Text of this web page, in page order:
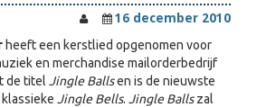
16 december 2010
heeft een kerstlied opgenomen voor
en merchandise mailorderbedrijf
de titel Jingle Ballsen is de nieuwste
Jingle Bells. Jingle Ballszal